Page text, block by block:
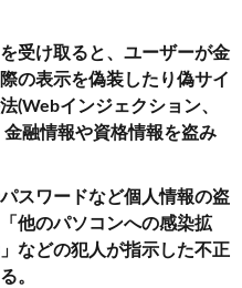
受け取ると、ユーザーが金
の表示を偽装したり偽サイ
(Webインジェクション、
融情報や資格情報を盗み
スワードなど個人情報の盗
他のパソコンへの感染拡
」などの犯人が指示した不正
。